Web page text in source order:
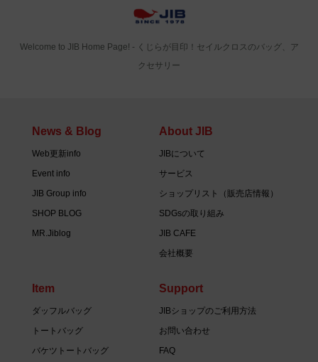
Welcome to JIB Home Page! ‐ くじらが目印！セイルクロスのバッグ、ア
クセサリー
News & Blog
Web更新info
Event info
JIB Group info
SHOP BLOG
MR.Jiblog
About JIB
JIBについて
サービス
ショップリスト（販売店情報）
SDGsの取り組み
JIB CAFE
会社概要
Item
ダッフルバッグ
トートバッグ
バケツトートバッグ
Support
JIBショップのご利用方法
お問い合わせ
FAQ